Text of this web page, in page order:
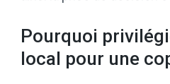
Pourquoi
local pour une